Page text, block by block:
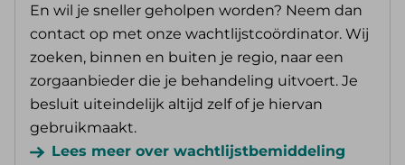
En wil je sneller geholpen worden? Neem dan
contact op met onze wachtlijstcoördinator. Wij
zoeken, binnen en buiten je regio, naar een
zorgaanbieder die je behandeling uitvoert. Je
besluit uiteindelijk altijd zelf of je hiervan
gebruikmaakt.
Lees meer over wachtlijstbemiddeling